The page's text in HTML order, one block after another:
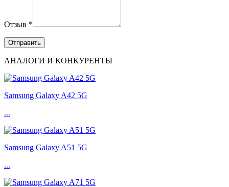
Отзыв *
АНАЛОГИ И КОНКУРЕНТЫ
Samsung Galaxy A42 5G
...
Samsung Galaxy A51 5G
...